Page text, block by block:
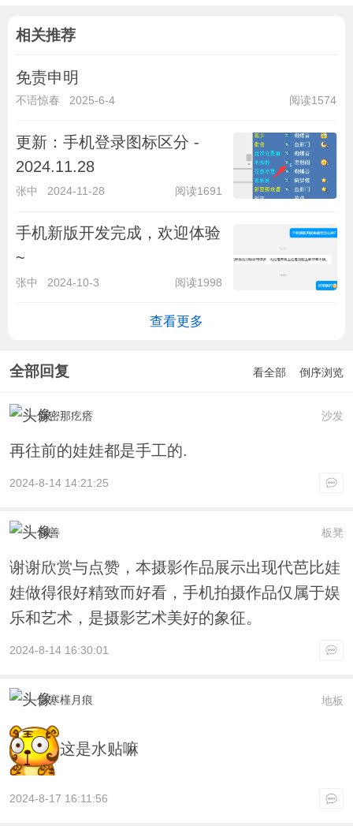
相关推荐
免责申明
不语惊春 2025-6-4 阅读1574
更新：手机登录图标区分 -
2024.11.28
张中 2024-11-28 阅读1691
手机新版开发完成，欢迎体验
~
张中 2024-10-3 阅读1998
查看更多
全部回复 看全部 倒序浏览
沙发
新密那疙瘩
再往前的娃娃都是手工的.
2024-8-14 14:21:25
板凳
和善
谢谢欣赏与点赞，本摄影作品展示出现代芭比娃
娃做得很好精致而好看，手机拍摄作品仅属于娱
乐和艺术，是摄影艺术美好的象征。
2024-8-14 16:30:01
地板
影寒槿月痕
这是水贴嘛
2024-8-17 16:11:56